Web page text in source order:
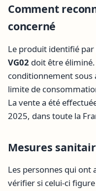
Comment
concerné
Le produit identifié
VG02 doit être
conditionnement sous
limite de
La vente a été
2025, dans toute la
Mesures
Les personnes qui ont
vérifier si celui-ci